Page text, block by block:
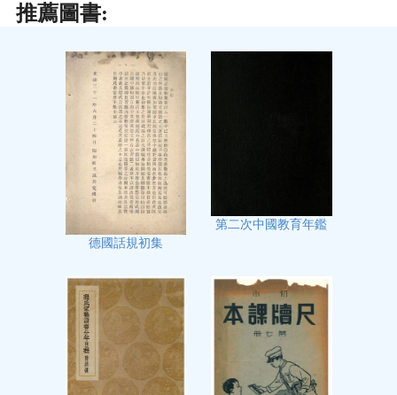
推薦圖書:
德國話規初集
第二次中國教育年鑑